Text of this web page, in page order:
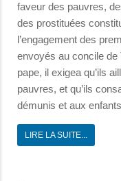
faveur des pauvres,
des prostituées
l’engagement des
envoyés au concile de
pape, il exigea qu’ils
pauvres, et qu’ils
démunis et aux
LIRE LA SUITE...